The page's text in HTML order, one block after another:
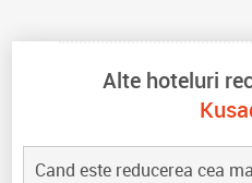
Alte hoteluri
Cand este reducerea cea